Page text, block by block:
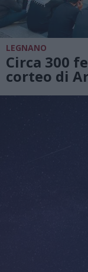
LEGNANO
Circa 300
corteo di